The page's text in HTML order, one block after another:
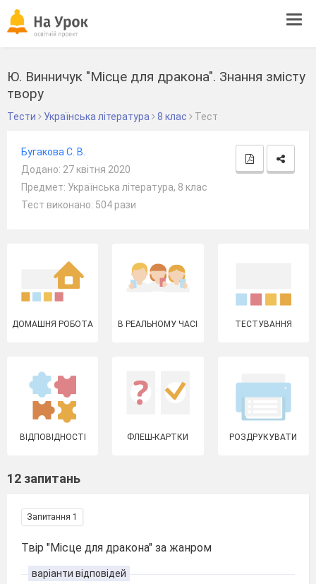
Ю. Винничук "Місце для дракона". Знання змісту
твору
Тести Українська література 8 клас Тест
Бугакова С. В.
Додано: 27 квітня 2020
Предмет: Українська література, 8 клас
Тест виконано: 504 рази
ДОМАШНЯ РОБОТА В РЕАЛЬНОМУ ЧАСІ ТЕСТУВАННЯ
ВІДПОВІДНОСТІ ФЛЕШ-КАРТКИ РОЗДРУКУВАТИ
12 запитань
Запитання 1
Твір "Місце для дракона" за жанром
варіанти відповідей